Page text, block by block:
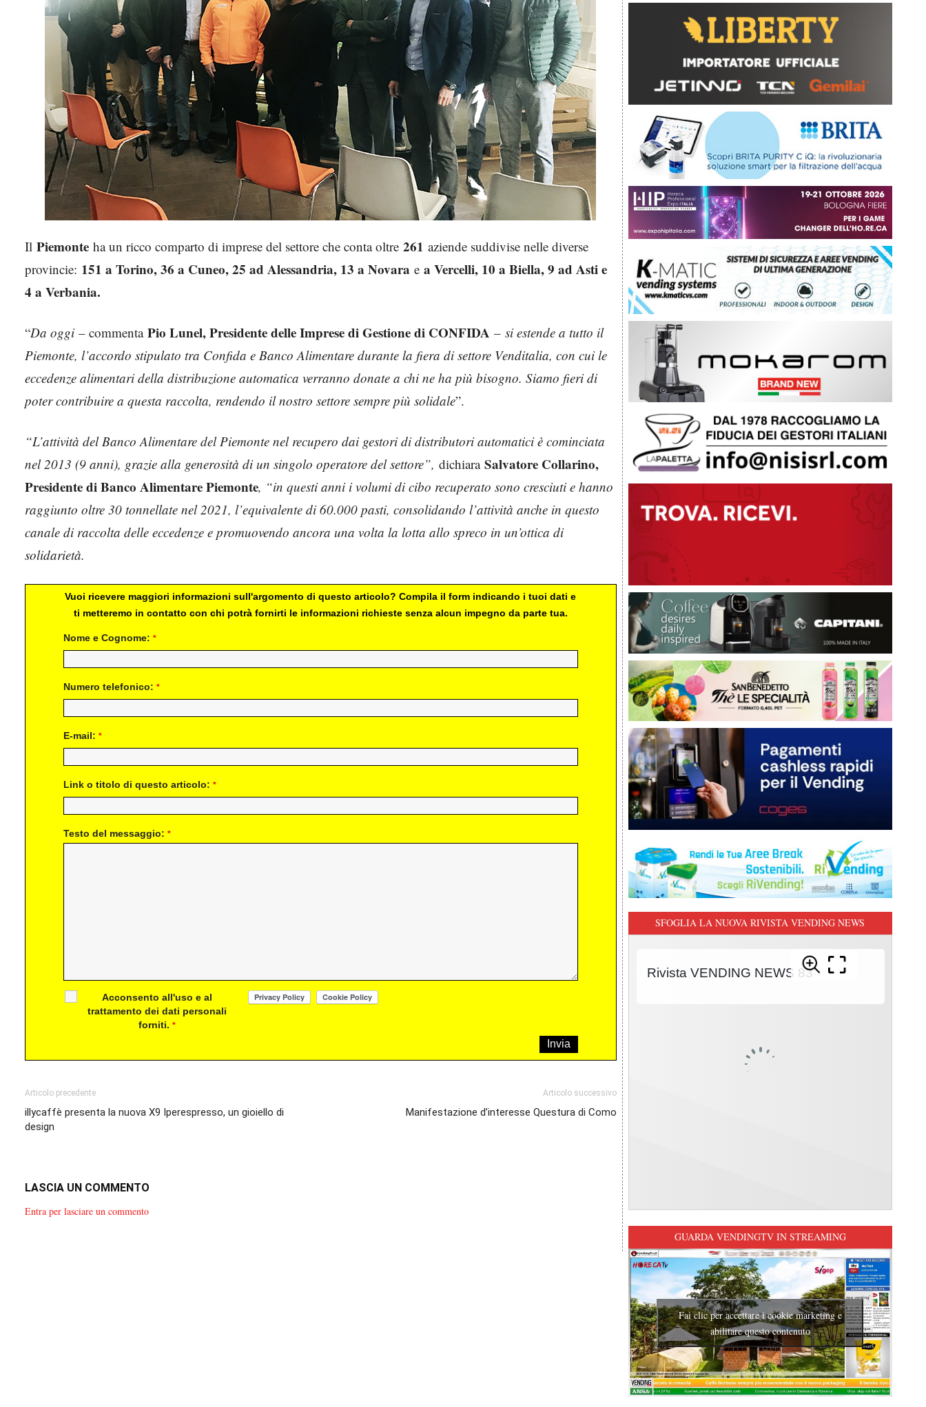
Il Piemonte ha un ricco comparto di imprese del settore che conta oltre 261 aziende suddivise nelle diverse
provincie: 151 a Torino, 36 a Cuneo, 25 ad Alessandria, 13 a Novara e a Vercelli, 10 a Biella, 9 ad Asti e
4 a Verbania.
“Da oggi – commenta Pio Lunel, Presidente delle Imprese di Gestione di CONFIDA – si estende a tutto il
Piemonte, l’accordo stipulato tra Confida e Banco Alimentare durante la fiera di settore Venditalia, con cui le
eccedenze alimentari della distribuzione automatica verranno donate a chi ne ha più bisogno. Siamo fieri di
poter contribuire a questa raccolta, rendendo il nostro settore sempre più solidale”.
“L’attività del Banco Alimentare del Piemonte nel recupero dai gestori di distributori automatici è cominciata
nel 2013 (9 anni), grazie alla generosità di un singolo operatore del settore”, dichiara Salvatore Collarino,
Presidente di Banco Alimentare Piemonte, “in questi anni i volumi di cibo recuperato sono cresciuti e hanno
raggiunto oltre 30 tonnellate nel 2021, l’equivalente di 60.000 pasti, consolidando l’attività anche in questo
canale di raccolta delle eccedenze e promuovendo ancora una volta la lotta allo spreco in un’ottica di
solidarietà.
Vuoi ricevere maggiori informazioni sull'argomento di questo articolo? Compila il form indicando i tuoi dati e
ti metteremo in contatto con chi potrà fornirti le informazioni richieste senza alcun impegno da parte tua.
Nome e Cognome: *
Numero telefonico: *
E-mail: *
Link o titolo di questo articolo: *
Testo del messaggio: *
Acconsento all'uso e al
trattamento dei dati personali
forniti.*
Articolo precedente
illycaffè presenta la nuova X9 Iperespresso, un gioiello di
design
Articolo successivo
Manifestazione d’interesse Questura di Como
LASCIA UN COMMENTO
Entra per lasciare un commento
SFOGLIA LA NUOVA RIVISTA VENDING NEWS
GUARDA VENDINGTV IN STREAMING
Fai clic per accettare i cookie marketing e
abilitare questo contenuto